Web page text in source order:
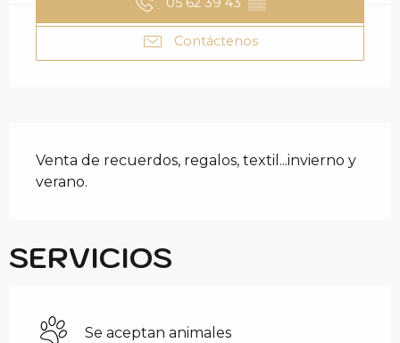
Contáctenos
Venta de recuerdos, regalos, textil...invierno y
verano.
SERVICIOS
Se aceptan animales